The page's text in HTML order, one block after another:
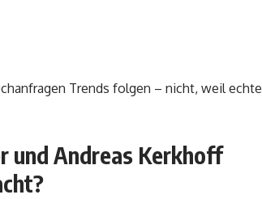
Trends folgen – nicht, weil echte
und Andreas Kerkhoff